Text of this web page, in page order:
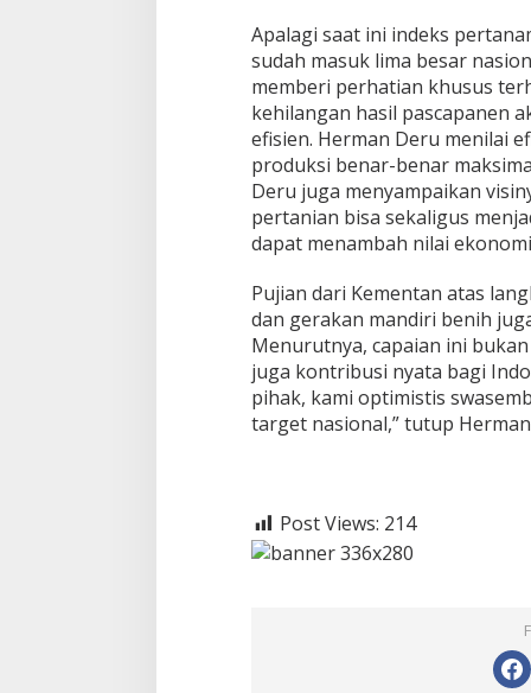
Apalagi saat ini indeks
sudah masuk lima besar
memberi perhatian khusus
kehilangan hasil pascapanen
efisien. Herman Deru menilai
produksi benar-benar
Deru juga menyampaikan
pertanian bisa sekaligus
dapat menambah nilai
Pujian dari Kementan atas
dan gerakan mandiri benih
Menurutnya, capaian ini
juga kontribusi nyata bagi
pihak, kami optimistis
target nasional,” tutup
Post Views: 214